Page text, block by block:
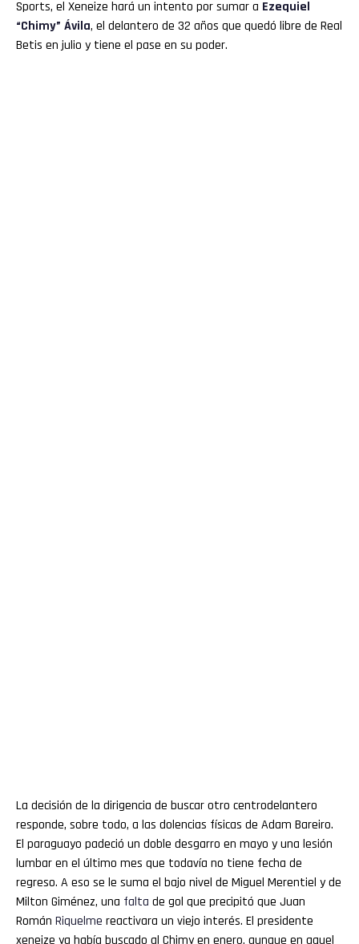
Sports, el Xeneize hará un intento por sumar a Ezequiel
“Chimy” Ávila, el delantero de 32 años que quedó libre de Real
Betis en julio y tiene el pase en su poder.
La decisión de la dirigencia de buscar otro centrodelantero
responde, sobre todo, a las dolencias físicas de Adam Bareiro.
El paraguayo padeció un doble desgarro en mayo y una lesión
lumbar en el último mes que todavía no tiene fecha de
regreso. A eso se le suma el bajo nivel de Miguel Merentiel y de
Milton Giménez, una falta de gol que precipitó que Juan
Román Riquelme reactivara un viejo interés. El presidente
xeneize ya había buscado al Chimy en enero, aunque en aquel